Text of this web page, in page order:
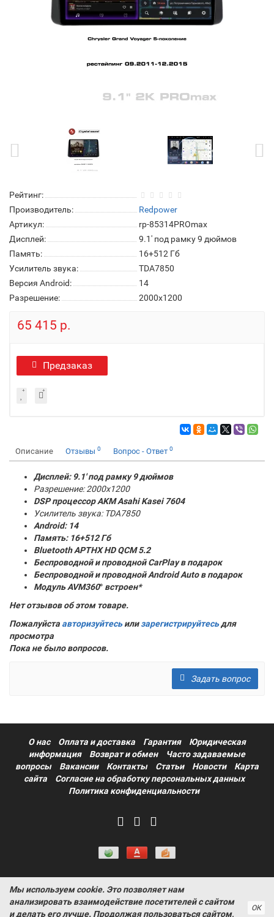
Рейтинг:
Производитель:
Redpower
Артикул:
rp-85314PROmax
Дисплей:
9.1' под рамку 9 дюймов
Память:
16+512 Гб
Усилитель звука:
TDA7850
Версия Android:
14
Разрешение:
2000x1200
65 415 р.
Предзаказ
Описание Отзывы 0 Вопрос - Ответ 0
Дисплей: 9.1' под рамку 9 дюймов
Разрешение: 2000x1200
DSP процессор AKM Asahi Kasei 7604
Усилитель звука: TDA7850
Android: 14
Память: 16+512 Гб
Bluetooth APTHX HD QCM 5.2
Беспроводной и проводной CarPlay в подарок
Беспроводной и проводной Android Auto в подарок
Модуль AVM360° встроен*
Нет отзывов об этом товаре.
Пожалуйста авторизуйтесьилизарегистрируйтесьдля
просмотра
Пока не было вопросов.
Задать вопрос
О нас Оплата и доставка Гарантия
Юридическая
информация
Возврат и обмен
Часто задаваемые
вопросы
Вакансии Контакты Статьи Новости
Карта
сайта
Согласие на обработку персональных данных
Политика конфиденциальности
Информация на сайте носит ознакомительный характер и не
является публичной офертой, определяемой положениями
статьи 437 Гражданского кодекса РФ ProtectAuto © 2011-
Мы используем cookie. Это позволяет нам
анализировать взаимодействие посетителей с сайтом
и делать его лучше. Продолжая пользоваться сайтом,
ОК